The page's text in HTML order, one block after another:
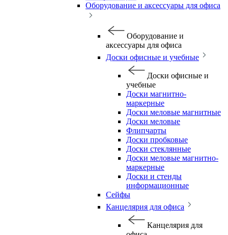
Оборудование и аксессуары для офиса
Оборудование и
аксессуары для офиса
Доски офисные и учебные
Доски офисные и
учебные
Доски магнитно-
маркерные
Доски меловые магнитные
Доски меловые
Флипчарты
Доски пробковые
Доски стеклянные
Доски меловые магнитно-
маркерные
Доски и стенды
информационные
Сейфы
Канцелярия для офиса
Канцелярия для